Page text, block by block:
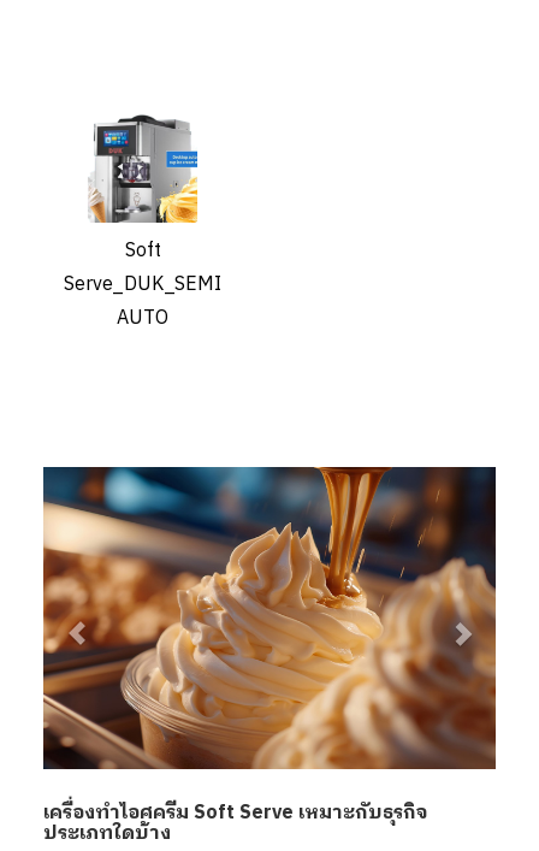
Soft
Serve_DUK_SEMI
AUTO
เครื่องทําไอศครีม Soft Serve เหมาะกับธุรกิจ
ประเภทใดบ้าง